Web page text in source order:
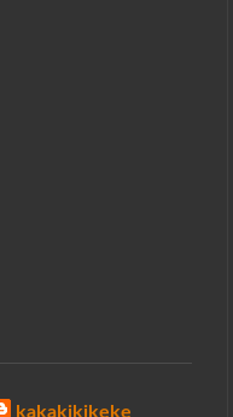
kakakikikeke